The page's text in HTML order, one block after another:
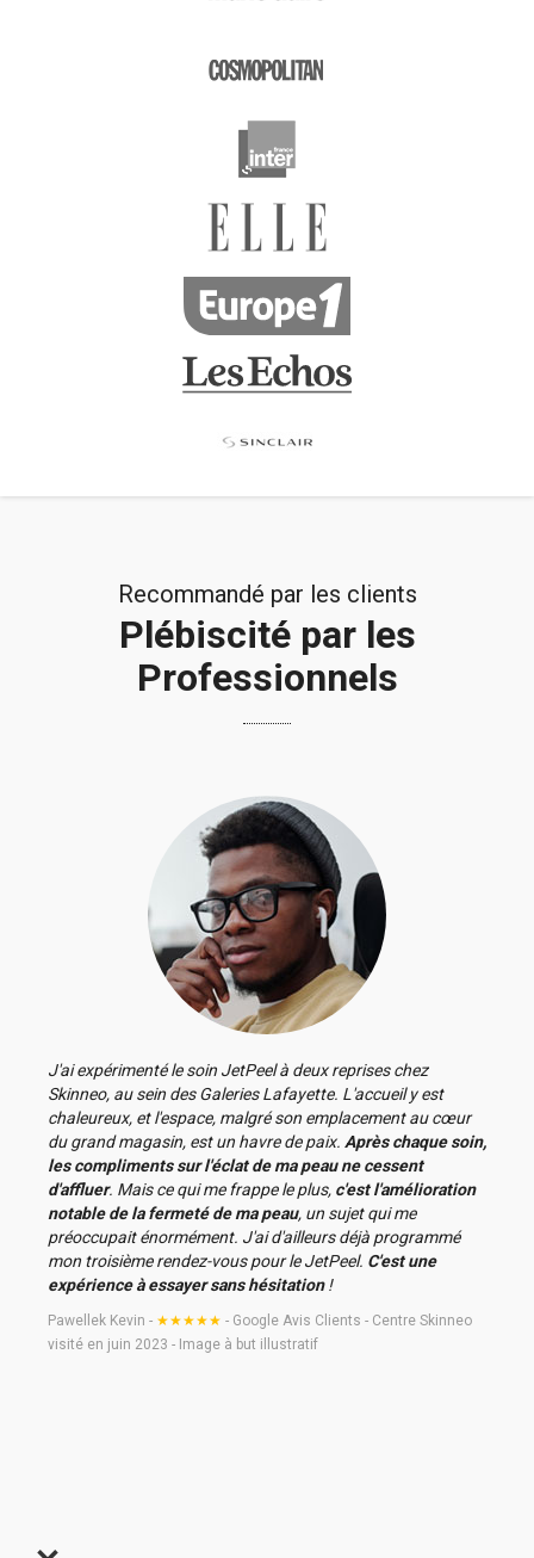
Recommandé par les clients
Plébiscité par les
Professionnels
J'ai expérimenté le soin JetPeel à deux reprises chez
Skinneo, au sein des Galeries Lafayette. L'accueil y est
chaleureux, et l'espace, malgré son emplacement au cœur
du grand magasin, est un havre de paix. Après chaque soin,
les compliments sur l'éclat de ma peau ne cessent
d'affluer. Mais ce qui me frappe le plus, c'est l'amélioration
notable de la fermeté de ma peau, un sujet qui me
préoccupait énormément. J'ai d'ailleurs déjà programmé
mon troisième rendez-vous pour le JetPeel. C'est une
expérience à essayer sans hésitation!
Pawellek Kevin - ★★★★★ - Google Avis Clients - Centre Skinneo
visité en juin 2023 - Image à but illustratif